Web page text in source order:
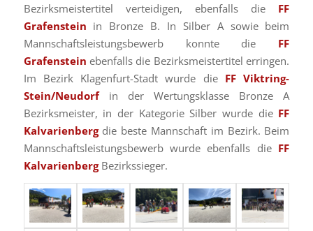
Bezirksmeistertitel verteidigen, ebenfalls die FF
Grafenstein in Bronze B. In Silber A sowie beim
Mannschaftsleistungsbewerb konnte die FF
Grafenstein ebenfalls die Bezirksmeistertitel erringen.
Im Bezirk Klagenfurt-Stadt wurde die FF Viktring-
Stein/Neudorfin der Wertungsklasse Bronze A
Bezirksmeister, in der Kategorie Silber wurde die FF
Kalvarienbergdie beste Mannschaft im Bezirk. Beim
Mannschaftsleistungsbewerb wurde ebenfalls die FF
KalvarienbergBezirkssieger.